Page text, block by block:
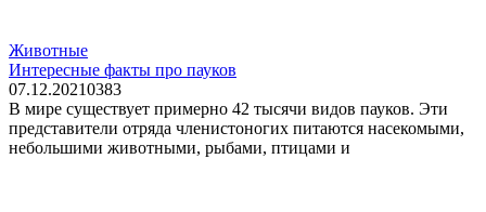
Животные
Интересные факты про пауков
07.12.20210383
В мире существует примерно 42 тысячи видов пауков. Эти
представители отряда членистоногих питаются насекомыми,
небольшими животными, рыбами, птицами и